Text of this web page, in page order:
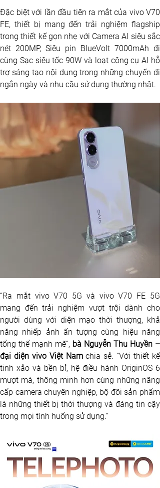
Đặc biệt với lần đầu tiên ra mắt của vivo V70
FE, thiết bị mang đến trải nghiệm flagship
trong thiết kế gọn nhẹ với Camera AI siêu sắc
nét 200MP, Siêu pin BlueVolt 7000mAh đi
cùng Sạc siêu tốc 90W và loạt công cụ AI hỗ
trợ sáng tạo nội dung trong những chuyến đi
ngắn ngày và nhu cầu sử dụng thường nhật.
“Ra mắt vivo V70 5G và vivo V70 FE 5G
mang đến trải nghiệm vượt trội dành cho
người dùng với diện mạo thời thượng, khả
năng nhiếp ảnh ấn tượng cùng hiệu năng
tổng thể mạnh mẽ”, bà Nguyễn Thu Huyền –
đại diện vivo Việt Nam chia sẻ. “Với thiết kế
tinh xảo và bền bỉ, hệ điều hành OriginOS 6
mượt mà, thông minh hơn cùng những nâng
cấp camera chuyên nghiệp, bộ đôi sản phẩm
là những thiết bị thời thượng và đáng tin cậy
trong mọi tình huống sử dụng.”